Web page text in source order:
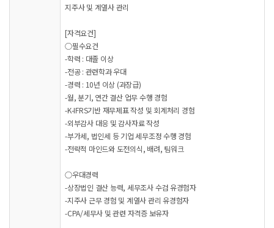
지주사 및 계열사 관리
[자격요건]
○필수요건
-학력 : 대졸 이상
-전공 : 관련학과 우대
-경력 : 10년 이상 (과장급)
-월, 분기, 연간 결산 업무 수행 경험
-K-IFRS기반 재무제표 작성 및 회계처리 경험
-외부감사 대응 및 감사자료 작성
-부가세, 법인세 등 기업 세무조정 수행 경험
-전략적 마인드와 도전의식, 배려, 팀워크
○우대경력
-상장법인 결산 능력, 세무조사 수검 유경험자
-지주사 근무 경험 및 계열사 관리 유경험자
-CPA/세무사 및 관련 자격증 보유자